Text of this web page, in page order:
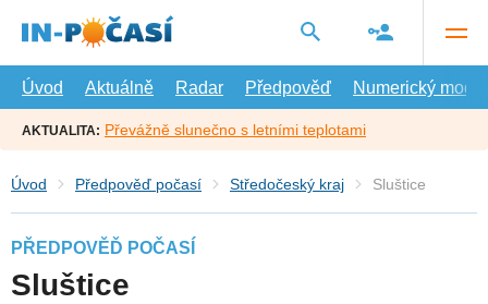
hlavní
Úvod
Aktuálně Radar Předpověď Numerický model
AKTUALITA: Převážně slunečno s letními teplotami
Úvod Předpověď počasí Středočeský kraj Sluštice
PŘEDPOVĚĎ POČASÍ
Sluštice